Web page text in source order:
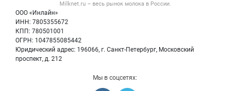
Milknet.ru – весь рынок молокав России.
ООО «Инлайн»
ИНН: 7805355672
КПП: 780501001
ОГРН: 1047855085442
Юридический адрес: 196066, г. Санкт-Петербург, Московский
проспект, д. 212
Политика обработки персональных данных
Оборудование
Мы в соцсетях: